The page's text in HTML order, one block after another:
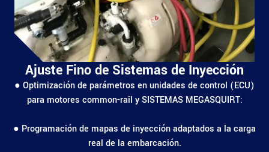
Ajuste Fino de Sistemas de Inyección
● Optimización de parámetros en unidades de control (ECU)
para motores common-rail y SISTEMAS MEGASQUIRT:
● Programación de mapas de inyección adaptados a la carga
real de la embarcación.